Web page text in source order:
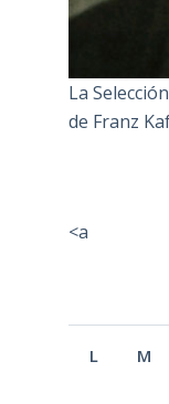
La
de Franz
<a
L M